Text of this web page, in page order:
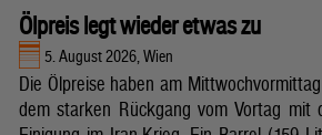
Ölpreis legt wieder etwas zu
5. August 2026, Wien
Die Ölpreise haben am
dem starken Rückgang vom Vortag mit